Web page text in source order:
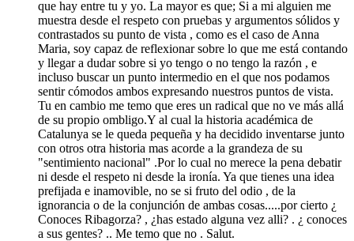
que hay entre tu y yo. La mayor es que; Si a mi alguien me
muestra desde el respeto con pruebas y argumentos sólidos y
contrastados su punto de vista , como es el caso de Anna
Maria, soy capaz de reflexionar sobre lo que me está contando
y llegar a dudar sobre si yo tengo o no tengo la razón , e
incluso buscar un punto intermedio en el que nos podamos
sentir cómodos ambos expresando nuestros puntos de vista.
Tu en cambio me temo que eres un radical que no ve más allá
de su propio ombligo.Y al cual la historia académica de
Catalunya se le queda pequeña y ha decidido inventarse junto
con otros otra historia mas acorde a la grandeza de su
"sentimiento nacional" .Por lo cual no merece la pena debatir
ni desde el respeto ni desde la ironía. Ya que tienes una idea
prefijada e inamovible, no se si fruto del odio , de la
ignorancia o de la conjunción de ambas cosas.....por cierto ¿
Conoces Ribagorza? , ¿has estado alguna vez alli? . ¿ conoces
a sus gentes? .. Me temo que no . Salut.